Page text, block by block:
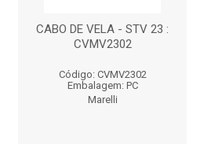
CABO DE VELA - STV 23 :
CVMV2302
Código: CVMV2302
Embalagem: PC
Marelli